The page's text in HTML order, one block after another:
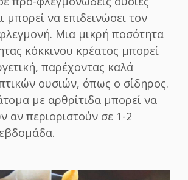
μπορεί να επιδεινώσει τον
Μια μικρή ποσότητα
κόκκινου κρέατος μπορεί
παρέχοντας καλά
ουσιών, όπως ο σίδηρος.
με αρθρίτιδα μπορεί να
αν περιοριστούν σε 1-2